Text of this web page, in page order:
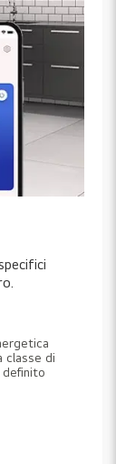
classe di
definito